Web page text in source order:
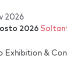
2026
2026
Exhibition &